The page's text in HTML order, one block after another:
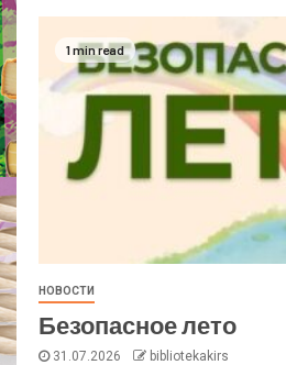
1 min read
НОВОСТИ
Безопасное лето
31.07.2026 bibliotekakirs